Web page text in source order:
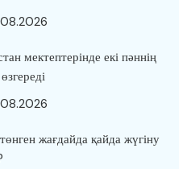
мектептерінде екі пәннің
жағдайда қайда жүгіну